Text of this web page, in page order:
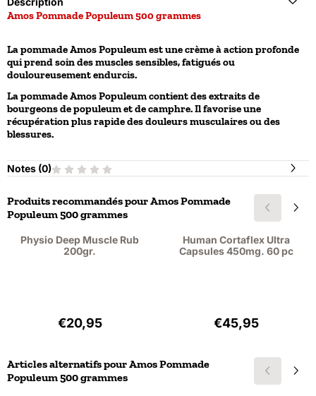
Amos Pommade Populeum 500 grammes
La pommade Amos Populeum est une crème à action profonde
qui prend soin des muscles sensibles, fatigués ou
douloureusement endurcis.
La pommade Amos Populeum contient des extraits de
bourgeons de populeum et de camphre. Il favorise une
récupération plus rapide des douleurs musculaires ou des
blessures.
Notes (0)
Produits recommandés pourAmos Pommade
Populeum 500 grammes
Physio Deep Muscle Rub
200gr.
Prix: 20,95, hors TVA : 17,31
€20,95
Human Cortaflex Ultra
Capsules 450mg. 60 pc
Prix: 45,95, hors
€45,95
Articles alternatifs pourAmos Pommade
Populeum 500 grammes